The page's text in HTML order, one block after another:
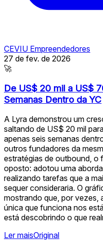
CEVIU Empreendedores
27 de fev. de 2026
🚀
De US$ 20 mil a US$
Semanas Dentro da YC
A Lyra demonstrou um
saltando de US$ 20 mil
apenas seis semanas
outros fundadores da
estratégias de outbound, o
oposto: adotou uma
realizando tarefas que a
sequer consideraria. O
mostrando que, por vezes,
única que funciona nos
está descobrindo o que
Ler maisOriginal